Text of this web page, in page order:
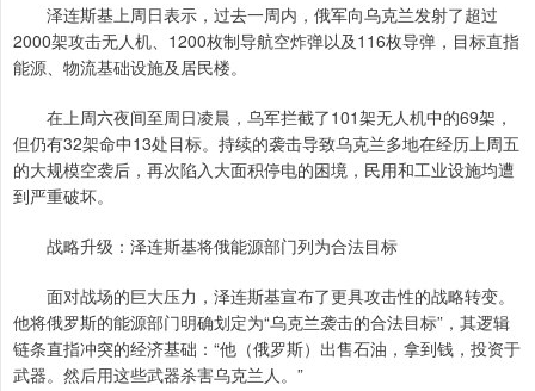
泽连斯基上周日表示，过去一周内，俄军向乌克兰发射了超过
2000架攻击无人机、1200枚制导航空炸弹以及116枚导弹，目标直指
能源、物流基础设施及居民楼。
在上周六夜间至周日凌晨，乌军拦截了101架无人机中的69架，
但仍有32架命中13处目标。持续的袭击导致乌克兰多地在经历上周五
的大规模空袭后，再次陷入大面积停电的困境，民用和工业设施均遭
到严重破坏。
战略升级：泽连斯基将俄能源部门列为合法目标
面对战场的巨大压力，泽连斯基宣布了更具攻击性的战略转变。
他将俄罗斯的能源部门明确划定为“乌克兰袭击的合法目标”，其逻辑
链条直指冲突的经济基础：“他（俄罗斯）出售石油，拿到钱，投资于
武器。然后用这些武器杀害乌克兰人。”